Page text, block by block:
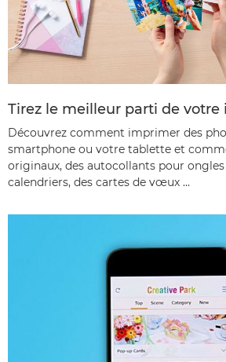
Tirez le meilleur parti de
Découvrez comment imprimer des
smartphone ou votre tablette et
originaux, des autocollants pour ongles
calendriers, des cartes de vœux ...